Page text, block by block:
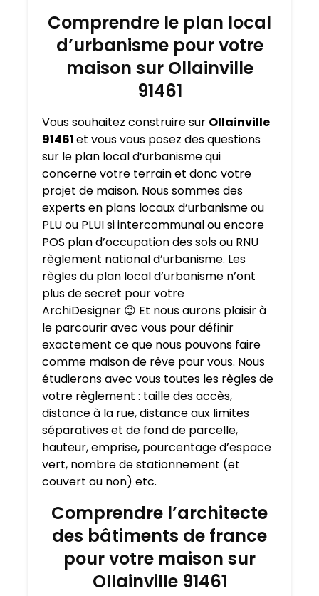
Comprendre le plan local
d’urbanisme pour votre
maison sur Ollainville
91461
Vous souhaitez construire sur Ollainville
91461et vous vous posez des questions
sur le plan local d’urbanisme qui
concerne votre terrain et donc votre
projet de maison. Nous sommes des
experts en plans locaux d’urbanisme ou
PLU ou PLUI si intercommunal ou encore
POS plan d’occupation des sols ou RNU
règlement national d’urbanisme. Les
règles du plan local d’urbanisme n’ont
plus de secret pour votre
ArchiDesigner 😉 Et nous aurons plaisir à
le parcourir avec vous pour définir
exactement ce que nous pouvons faire
comme maison de rêve pour vous. Nous
étudierons avec vous toutes les règles de
votre règlement : taille des accès,
distance à la rue, distance aux limites
séparatives et de fond de parcelle,
hauteur, emprise, pourcentage d’espace
vert, nombre de stationnement (et
couvert ou non) etc.
Comprendre l’architecte
des bâtiments de france
pour votre maison sur
Ollainville 91461